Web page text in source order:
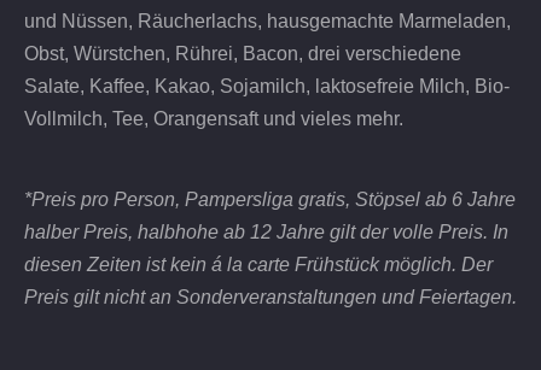
und Nüssen, Räucherlachs, hausgemachte Marmeladen,
Obst, Würstchen, Rührei, Bacon, drei verschiedene
Salate, Kaffee, Kakao, Sojamilch, laktosefreie Milch, Bio-
Vollmilch, Tee, Orangensaft und vieles mehr.
*Preis pro Person, Pampersliga gratis, Stöpsel ab 6 Jahre
halber Preis, halbhohe ab 12 Jahre gilt der volle Preis. In
diesen Zeiten ist kein á la carte Frühstück möglich. Der
Preis gilt nicht an Sonderveranstaltungen und Feiertagen.